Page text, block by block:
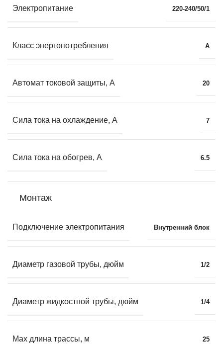
Электропитание 220-240/50/1
Класс энергопотребления A
Автомат токовой защиты, А 20
Сила тока на охлаждение, А 7
Сила тока на обогрев, А 6.5
Монтаж
Подключение электропитания Внутренний блок
Диаметр газовой трубы, дюйм 1/2
Диаметр жидкостной трубы, дюйм 1/4
Max длина трассы, м 25